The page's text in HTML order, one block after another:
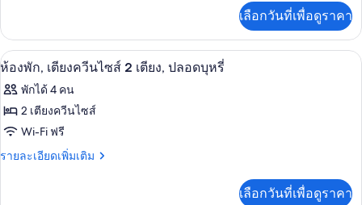
คิง
ไซส์
1
เตียง,
ปลอด
บุหรี่
เกี่ยว
กับ
ห้อง
เตียง
คิง
เตียง,
เลือกวันที่เพื่อดูราคา
เปิด
ภาพถ่าย
ทั้งหมด
ของ
ห้อง
ตู้นิรภัยในห้องพัก, โต๊ะทำงาน, ผ้าม่าน
2
ห้องพัก, เตียงควีนไซส์ 2 เตียง, ปลอดบุหรี่
พักได้ 4 คน
2 เตียงควีนไซส์
Wi-Fi ฟรี
รายละเอียดเพิ่มเติม
ราย
เลือกวันที่เพื่อดูราคา